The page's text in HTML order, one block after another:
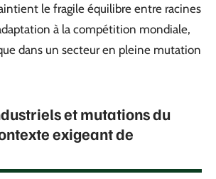
le fragile équilibre entre racines
à la compétition mondiale,
dans un secteur en pleine mutation
et mutations du
exigeant de